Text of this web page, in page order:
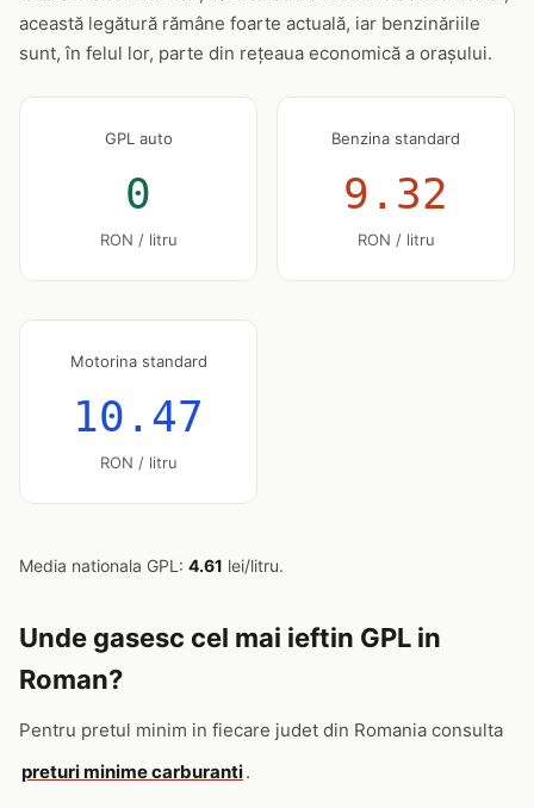
această legătură rămâne foarte actuală, iar benzinăriile
sunt, în felul lor, parte din rețeaua economică a orașului.
GPL auto
0
RON / litru
Benzina standard
9.32
RON / litru
Motorina standard
10.47
RON / litru
Media nationala GPL: 4.61 lei/litru.
Unde gasesc cel mai ieftin GPL in
Roman?
Pentru pretul minim in fiecare judet din Romania consulta
preturi minime carburanti.